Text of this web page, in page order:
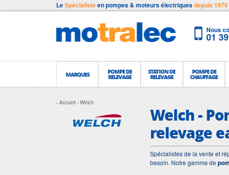
LeSpécialisteen pompes & moteurs électriquesdepuis 1976
Nous
01
MARQUES POMPE DE
RELEVAGE
STATION DE
RELEVAGE
POMPE DE
CHAUFFAGE
Accueil Welch
Welch -
relevage
Spécialistes de la vente et
besoin. Notre gamme de